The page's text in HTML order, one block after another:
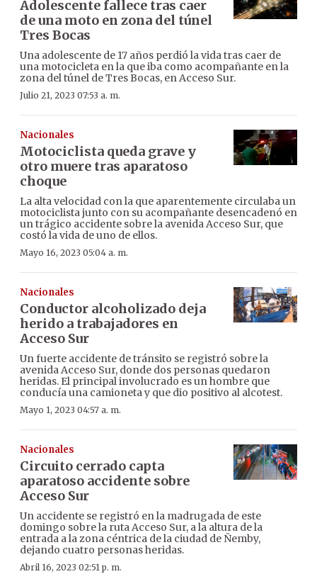
Adolescente fallece tras caer
de una moto en zona del túnel
Tres Bocas
Una adolescente de 17 años perdió la vida tras caer de
una motocicleta en la que iba como acompañante en la
zona del túnel de Tres Bocas, en Acceso Sur.
Julio 21, 2023 07:53 a. m.
Nacionales
Motociclista queda grave y
otro muere tras aparatoso
choque
La alta velocidad con la que aparentemente circulaba un
motociclista junto con su acompañante desencadenó en
un trágico accidente sobre la avenida Acceso Sur, que
costó la vida de uno de ellos.
Mayo 16, 2023 05:04 a. m.
Nacionales
Conductor alcoholizado deja
herido a trabajadores en
Acceso Sur
Un fuerte accidente de tránsito se registró sobre la
avenida Acceso Sur, donde dos personas quedaron
heridas. El principal involucrado es un hombre que
conducía una camioneta y que dio positivo al alcotest.
Mayo 1, 2023 04:57 a. m.
Nacionales
Circuito cerrado capta
aparatoso accidente sobre
Acceso Sur
Un accidente se registró en la madrugada de este
domingo sobre la ruta Acceso Sur, a la altura de la
entrada a la zona céntrica de la ciudad de Ñemby,
dejando cuatro personas heridas.
Abril 16, 2023 02:51 p. m.